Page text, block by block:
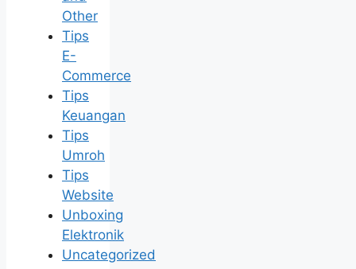
Other
Tips
E-
Commerce
Tips
Keuangan
Tips
Umroh
Tips
Website
Unboxing
Elektronik
Uncategorized